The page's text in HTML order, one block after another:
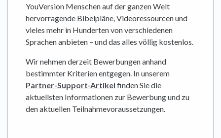
YouVersion Menschen auf der ganzen Welt
hervorragende Bibelpläne, Videoressourcen und
vieles mehr in Hunderten von verschiedenen
Sprachen anbieten – und das alles völlig kostenlos.
Wir nehmen derzeit Bewerbungen anhand
bestimmter Kriterien entgegen. In unserem
Partner-Support-Artikel finden Sie die
aktuellsten Informationen zur Bewerbung und zu
den aktuellen Teilnahmevoraussetzungen.